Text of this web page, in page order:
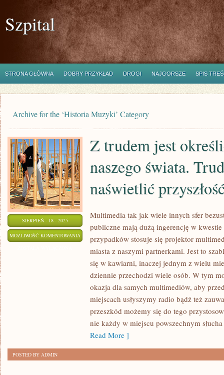
Szpital
STRONA GŁÓWNA DOBRY PRZYKŁAD DROGI NAJGORSZE SPIS
Archive for the ‘Historia Muzyki’ Category
SIERPIEŃ - 18 - 2025
MOŻLIWOŚĆ KOMENTOWANIA
TRUDEM
OKREŚLIĆ
PRZYSZŁOŚĆ
NASZEGO
ŚWIATA.
TRUDNO
JEST
TAKŻE
NAŚWIETLIĆ
Z trudem jest
naszego świata.
naświetlić
Multimedia tak jak wiele innych sfer
publiczne mają dużą ingerencję w
przypadków stosuje się projektor
miasta z naszymi partnerkami. Jest to
się w kawiarni, inaczej jednym z wielu
dziennie przechodzi wiele osób. W tym
okazja dla samych multimediów, aby
miejscach usłyszymy radio bądź też
przeszkód możemy się do tego
nie każdy w miejscu powszechnym
Read More ]
POSTED BY ADMIN